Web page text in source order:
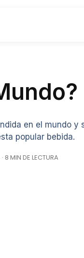
en el mundo y
popular bebida.
8 MIN DE LECTURA